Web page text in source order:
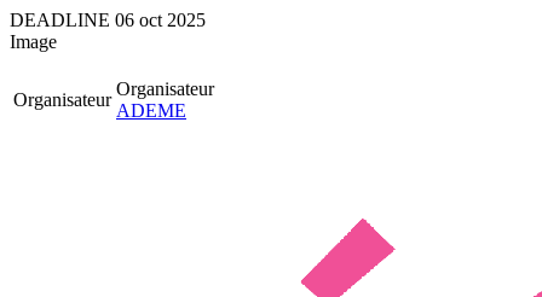
DEADLINE 06 oct 2025
Image
Organisateur
Organisateur
ADEME